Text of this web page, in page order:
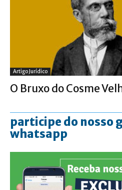
Artigo Jurídico
O Bruxo do Cosme
participe do nosso
whatsapp